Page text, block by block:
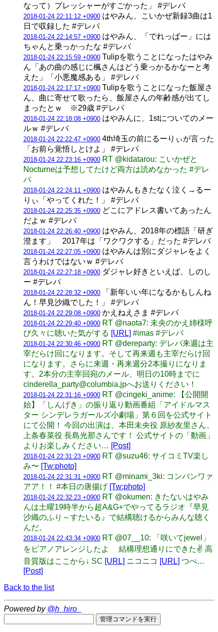
なって）プレッシャーがすごかった」 #デレパ
2018-01-24 22:11:12 +0900 はやみん、こいかぜ新録3曲は1
日で収録した #デレパ
2018-01-24 22:14:57 +0900 はやみん、「でれっぱー」には
ちゃんと乗っかったな #デレパ
2018-01-24 22:15:59 +0900 Tulipを歌うことになったはやみ
ん「あの曲の感じに楓さんはどう乗っかるかなーと考
えた」「小悪魔感ある」 #デレパ
2018-01-24 22:17:17 +0900 Tulipを歌うことになった飯屋さ
ん、曲に寄せて歌ったら、飯屋さんの年齢感が出てし
まったとｗ ※29歳 #デレパ
2018-01-24 22:18:08 +0900 はやみんに、1stについてのメー
ルｗ #デレパ
2018-01-24 22:22:47 +0900 4th埼玉の前にるーりぃが言った
「お前ら覚悟しとけよ」 #デレパ
2018-01-24 22:23:16 +0900 RT @kidatarou: こいかぜと
Nocturneは予想してたけど両方は読めなかった #デレ
パ
2018-01-24 22:24:11 +0900 はやみんもきたなく泣く→るー
りぃ「やってくれた！」 #デレパ
2018-01-24 22:25:35 +0900 どこにアドレス書いてあったん
だよｗ #デレパ
2018-01-24 22:26:40 +0900 はやみん、2018年の標語「研ぎ
澄ます」 2017年は「ワクワクする」だった #デレパ
2018-01-24 22:27:05 +0900 はやみんは別にダジャレをよく
言うわけではないｗ #デレパ
2018-01-24 22:27:18 +0900 ダジャレ好きといえば、しのし
ー #デレパ
2018-01-24 22:28:32 +0900 「新年いい年になるかもしんね
ん！早見沙織でした！」 #デレパ
2018-01-24 22:29:08 +0900 かえねえさま #デレパ
2018-01-24 22:29:40 +0900 RT @naota7: 未央のかえ姉様呼
び久々に聴いた気がする [URL] #imas #デレパ
2018-01-24 22:30:46 +0900 RT @dereparty: デレパ来週は主
宰だらけ回になります。そして再来週も主宰だらけ回
になります。さらに来週・再来週分2本撮りになりま
す。2本分の主宰回宛のメール、明日の10時までに
cinderella_party@columbia.jpへお送りください！
2018-01-24 22:31:16 +0900 RT @cingeki_anime: 【公開開
始】「しんげき」の振り返り動画番組「アイドルマス
ター シンデレラガールズ小劇場」第６回を公式サイト
にて公開！ 今回の出演は、本田未央役 原紗友里さん、
上条春菜役 長島光那さんです！ 公式サイトの「動画」
よりお楽しみください… [Post]
2018-01-24 22:31:23 +0900 RT @suzu46: サイコミTV楽し
み〜 [Tw:photo]
2018-01-24 22:31:31 +0900 RT @minami_3ki: コンバンワァ
アア！！ #本日の唐揚げ [Tw:photo]
2018-01-24 22:32:23 +0900 RT @okumen: きたないはやみ
んは土曜19時半から超A&G+でやってるラジオ『早見
沙織のふり～すたいる』で結構聴けるからみんな聴く
んだ。
2018-01-24 22:43:34 +0900 RT @07__10: 「咲いてjewel」
をピアノアレンジしたよ 結構理想通りにできた✌️ 高
音質版はここから↓ SC [URL] ニコニコ [URL] つべ…
[Post]
Back to the list
Powered by @h_hiro_